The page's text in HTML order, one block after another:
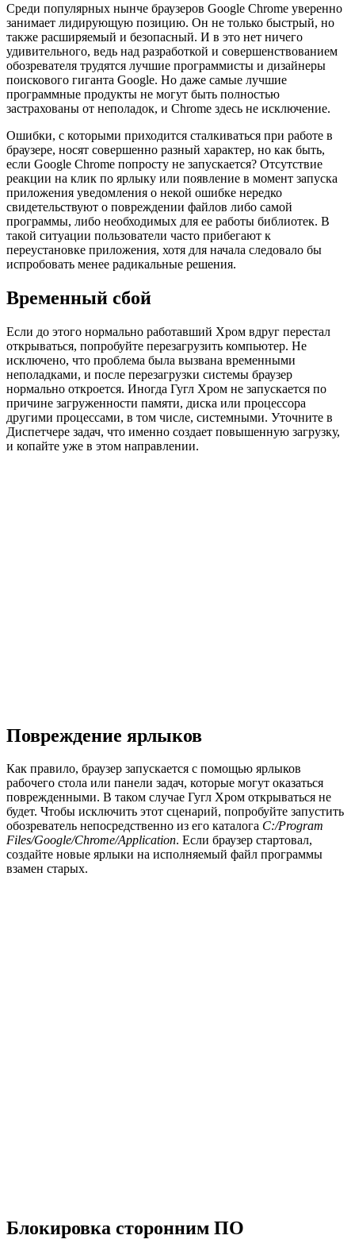
Среди популярных нынче браузеров Google Chrome уверенно
занимает лидирующую позицию. Он не только быстрый, но
также расширяемый и безопасный. И в это нет ничего
удивительного, ведь над разработкой и совершенствованием
обозревателя трудятся лучшие программисты и дизайнеры
поискового гиганта Google. Но даже самые лучшие
программные продукты не могут быть полностью
застрахованы от неполадок, и Chrome здесь не исключение.
Ошибки, с которыми приходится сталкиваться при работе в
браузере, носят совершенно разный характер, но как быть,
если Google Chrome попросту не запускается? Отсутствие
реакции на клик по ярлыку или появление в момент запуска
приложения уведомления о некой ошибке нередко
свидетельствуют о повреждении файлов либо самой
программы, либо необходимых для ее работы библиотек. В
такой ситуации пользователи часто прибегают к
переустановке приложения, хотя для начала следовало бы
испробовать менее радикальные решения.
Временный сбой
Если до этого нормально работавший Хром вдруг перестал
открываться, попробуйте перезагрузить компьютер. Не
исключено, что проблема была вызвана временными
неполадками, и после перезагрузки системы браузер
нормально откроется. Иногда Гугл Хром не запускается по
причине загруженности памяти, диска или процессора
другими процессами, в том числе, системными. Уточните в
Диспетчере задач, что именно создает повышенную загрузку,
и копайте уже в этом направлении.
Повреждение ярлыков
Как правило, браузер запускается с помощью ярлыков
рабочего стола или панели задач, которые могут оказаться
поврежденными. В таком случае Гугл Хром открываться не
будет. Чтобы исключить этот сценарий, попробуйте запустить
обозреватель непосредственно из его каталога C:/Program
Files/Google/Chrome/Application. Если браузер стартовал,
создайте новые ярлыки на исполняемый файл программы
взамен старых.
Блокировка сторонним ПО